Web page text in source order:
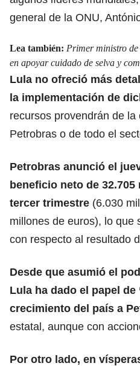
general de la ONU,
Lea también: Primer ministro
en apoyar cuidado de selva y
Lula no ofreció más
la implementación de
recursos provendrán de la
Petrobras o de todo el
Petrobras anunció el
beneficio neto de
tercer trimestre (6.030
millones de euros), lo que
con respecto al resultado
Desde que asumió el
Lula ha dado el papel de
crecimiento del país a
estatal, aunque con
Por otro lado, en